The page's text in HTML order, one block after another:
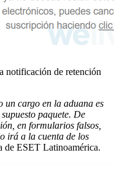
notificación de retención
un cargo en la aduana es
paquete. De
en formularios falsos,
irá a la cuenta de los
de ESET Latinoamérica.